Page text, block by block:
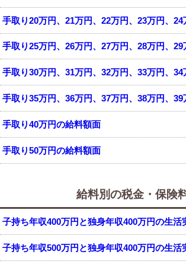
手取り20万円、21万円、22万円、23万円、
手取り25万円、26万円、27万円、28万円、
手取り30万円、31万円、32万円、33万円、
手取り35万円、36万円、37万円、38万円、
手取り40万円の給料額面
手取り50万円の給料額面
給料別の税金・保険
子持ち年収400万円と独身年収400万円の生活
子持ち年収500万円と独身年収400万円の生活